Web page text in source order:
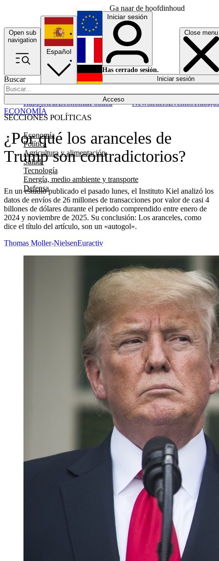
Ga naar de hoofdinhoud
Open sub
navigation
Close menu
Buscar
Acceso
SECCIONES POLÍTICAS
Economía
Política
Agricultura y alimentación
Salud
Tecnología
Energía, medio ambiente y transporte
Defensa
RapporteurEconomíaPolítica NewslettersEventosTrabajos
Español
English
Français
Iniciar sesión
Has cerrado sesión.
Iniciar sesión
¿Por qué los aranceles de
Trump son contradictorios?
En un estudio publicado el pasado lunes, el Instituto Kiel analizó los
datos de envíos de 26 millones de transacciones por valor de casi 4
billones de dólares durante el periodo comprendido entre enero de
2024 y noviembre de 2025. Su conclusión: Los aranceles, como
dice el título del artículo, son un «autogol».
ECONOMÍA
Thomas Moller-NielsenEuractiv